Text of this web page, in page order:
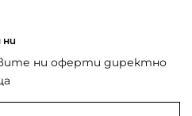
ни
ни оферти директно